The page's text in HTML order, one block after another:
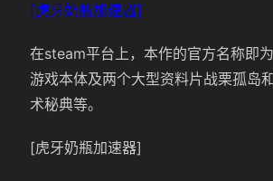
[虎牙奶瓶加速器]
在steam平台上，本作的官方名称即
游戏本体及两个大型资料片战栗孤岛
术秘典等。
[虎牙奶瓶加速器]